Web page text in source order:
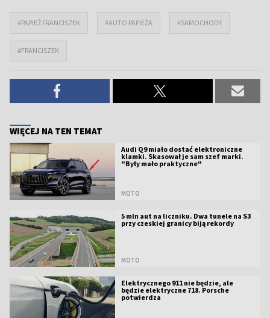
#PAPIEŻ FRANCISZEK #AUTO PAPIEŻA #SAMOCHODY
#FRANCISZEK
WIĘCEJ NA TEN TEMAT
Audi Q9 miało dostać elektroniczne
klamki. Skasował je sam szef marki.
"Były mało praktyczne"
MOTO
5 mln aut na liczniku. Dwa tunele na S3
przy czeskiej granicy biją rekordy
MOTO
Elektrycznego 911 nie będzie, ale
będzie elektryczne 718. Porsche
potwierdza